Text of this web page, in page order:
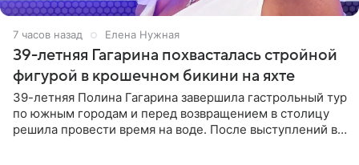
7 часов назад Елена Нужная
39-летняя Гагарина похвасталась стройной
фигурой в крошечном бикини на яхте
39-летняя Полина Гагарина завершила гастрольный тур
по южным городам и перед возвращением в столицу
решила провести время на воде. После выступлений в